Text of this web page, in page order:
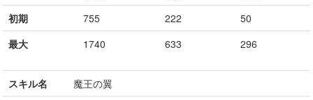
初期
755 222
50
最大
1740 633 296
スキル名
魔王の翼